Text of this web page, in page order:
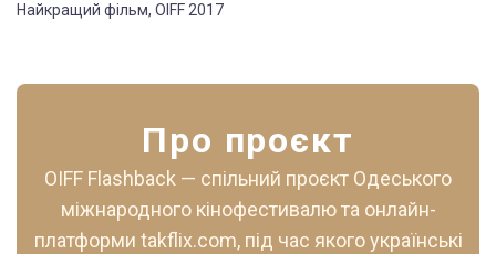
Найкращий фільм, OIFF 2017
Про проєкт
OIFF Flashback — спільний проєкт Одеського
міжнародного кінофестивалю та онлайн-
платформи takflix.com, під час якого українські